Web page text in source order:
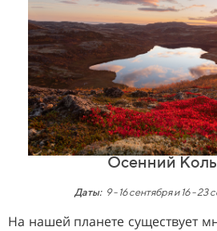
Осенний
Даты: 9 - 16 сентября и 16 - 23
На нашей планете существует